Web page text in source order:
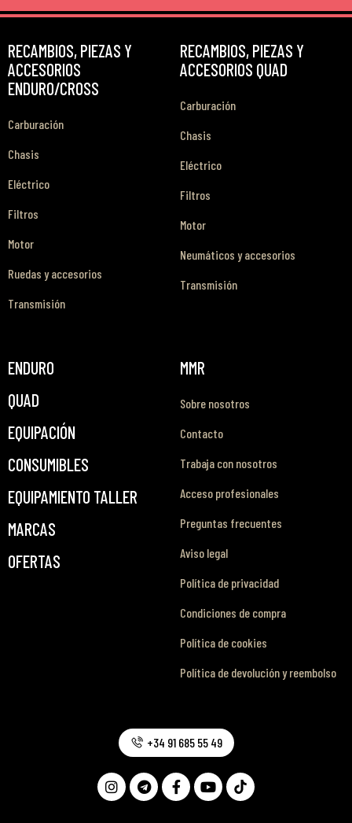
RECAMBIOS, PIEZAS Y
ACCESORIOS
ENDURO/CROSS
Carburación
Chasis
Eléctrico
Filtros
Motor
Ruedas y accesorios
Transmisión
RECAMBIOS, PIEZAS Y
ACCESORIOS QUAD
Carburación
Chasis
Eléctrico
Filtros
Motor
Neumáticos y accesorios
Transmisión
ENDURO
QUAD
EQUIPACIÓN
CONSUMIBLES
EQUIPAMIENTO TALLER
MARCAS
OFERTAS
MMR
Sobre nosotros
Contacto
Trabaja con nosotros
Acceso profesionales
Preguntas frecuentes
Aviso legal
Política de privacidad
Condiciones de compra
Política de cookies
Política de devolución y reembolso
+34 91 685 55 49